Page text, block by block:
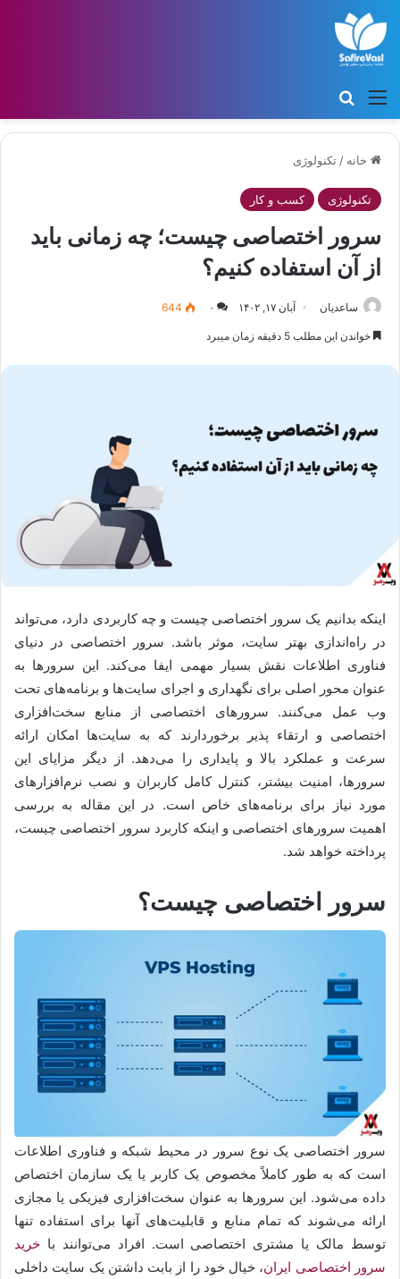
منو
خانه / تکنولوژی
تکنولوژی کسب و کار
سرور اختصاصی چیست؛ چه زمانی باید
از آن استفاده کنیم؟
ساعدیان آبان ۱۷, ۱۴۰۲ ۰ 644
خواندن این مطلب 5 دقیقه زمان میبرد
اینکه بدانیم یک سرور اختصاصی چیست و چه کاربردی دارد، می‌تواند
در راه‌اندازی بهتر سایت، موثر باشد. سرور اختصاصی در دنیای
فناوری اطلاعات نقش بسیار مهمی ایفا می‌کند. این سرورها به
عنوان محور اصلی برای نگهداری و اجرای سایت‌ها و برنامه‌های تحت
وب عمل می‌کنند. سرورهای اختصاصی از منابع سخت‌افزاری
اختصاصی و ارتقاء پذیر برخوردارند که به سایت‌ها امکان ارائه
سرعت و عملکرد بالا و پایداری را می‌دهد. از دیگر مزایای این
سرورها، امنیت بیشتر، کنترل کامل کاربران و نصب نرم‌افزارهای
مورد نیاز برای برنامه‌های خاص است. در این مقاله به بررسی
اهمیت سرورهای اختصاصی و اینکه کاربرد سرور اختصاصی چیست،
پرداخته خواهد شد.
سرور اختصاصی چیست؟
سرور اختصاصی یک نوع سرور در محیط شبکه و فناوری اطلاعات
است که به طور کاملاً مخصوص یک کاربر یا یک سازمان اختصاص
داده می‌شود. این سرورها به عنوان سخت‌افزاری فیزیکی یا مجازی
ارائه می‌شوند که تمام منابع و قابلیت‌های آنها برای استفاده تنها
توسط مالک یا مشتری اختصاصی است. افراد می‌توانند با خرید
سرور اختصاصی ایران، خیال خود را از بابت داشتن یک سایت داخلی